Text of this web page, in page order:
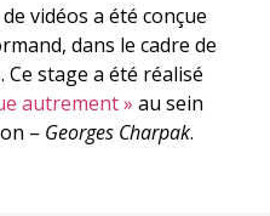
vidéos a été conçue
dans le cadre de
Ce stage a été réalisé
autrement » au sein
– Georges Charpak.